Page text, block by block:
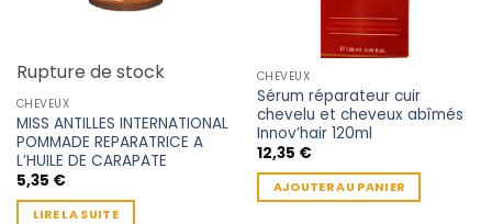
Rupture de stock
CHEVEUX
MISS ANTILLES INTERNATIONAL
POMMADE REPARATRICE A
L’HUILE DE CARAPATE
5,35 €
LIRE LA SUITE
CHEVEUX
Sérum réparateur cuir
chevelu et cheveux abîmés
Innov’hair 120ml
12,35 €
AJOUTER AU PANIER